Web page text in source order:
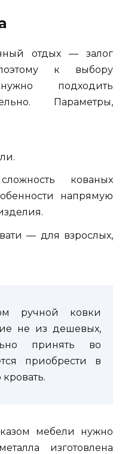
отдых — залог
к выбору
подходить
Параметры,
кованых
напрямую
— для взрослых,
ручной ковки
не из дешевых,
принять во
приобрести в
мебели нужно
изготовлена